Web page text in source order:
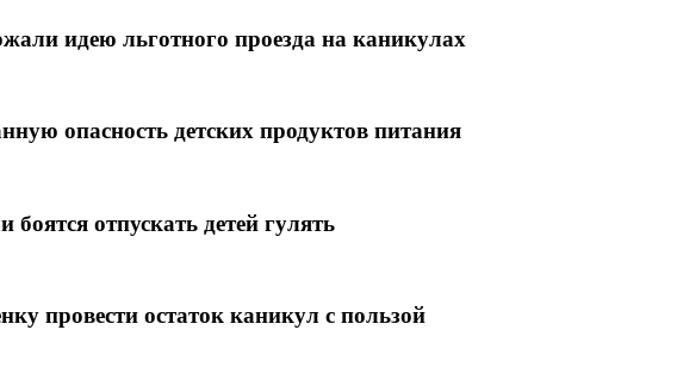
идею льготного проезда на каникулах
опасность детских продуктов питания
отпускать детей гулять
провести остаток каникул с пользой